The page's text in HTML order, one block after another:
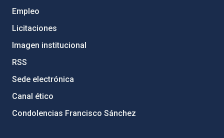
Empleo
Licitaciones
Imagen institucional
RSS
Sede electrónica
Canal ético
Condolencias Francisco Sánchez